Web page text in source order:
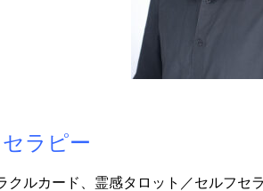
ラピー
クルカード、霊感タロット／セルフセ